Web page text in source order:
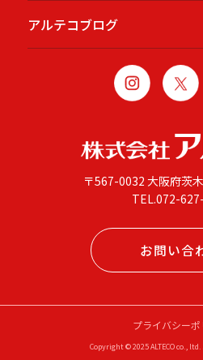
アルテコブログ
〒567-0032 大阪府茨
TEL.072-
お問い合
プライバシーポ
Copyright © 2025 ALTECO co.,